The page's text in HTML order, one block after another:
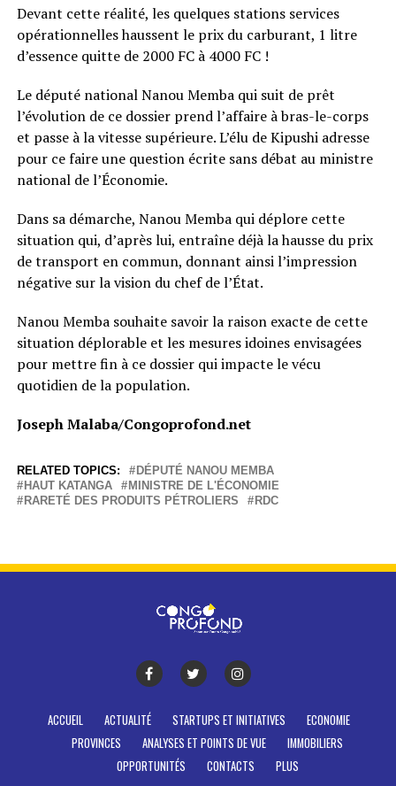
Devant cette réalité, les quelques stations services
opérationnelles haussent le prix du carburant, 1 litre
d’essence quitte de 2000 FC à 4000 FC !
Le député national Nanou Memba qui suit de prêt
l’évolution de ce dossier prend l’affaire à bras-le-corps
et passe à la vitesse supérieure. L’élu de Kipushi adresse
pour ce faire une question écrite sans débat au ministre
national de l’Économie.
Dans sa démarche, Nanou Memba qui déplore cette
situation qui, d’après lui, entraîne déjà la hausse du prix
de transport en commun, donnant ainsi l’impression
négative sur la vision du chef de l’État.
Nanou Memba souhaite savoir la raison exacte de cette
situation déplorable et les mesures idoines envisagées
pour mettre fin à ce dossier qui impacte le vécu
quotidien de la population.
Joseph Malaba/Congoprofond.net
RELATED TOPICS:
DÉPUTÉ NANOU MEMBA
HAUT KATANGA
MINISTRE DE L'ÉCONOMIE
RARETÉ DES PRODUITS PÉTROLIERS
RDC
ACCUEIL ACTUALITÉ STARTUPS ET INITIATIVES
ECONOMIE
PROVINCES
ANALYSES ET POINTS DE VUE
IMMOBILIERS
OPPORTUNITÉS
CONTACTS PLUS